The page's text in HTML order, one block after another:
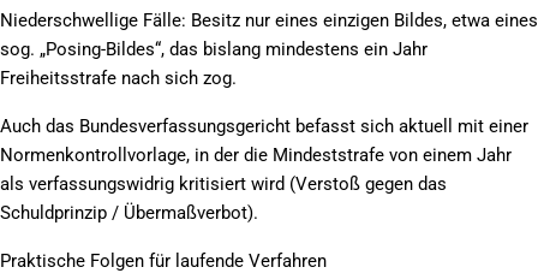
Niederschwellige Fälle: Besitz nur eines einzigen Bildes, etwa eines
sog. „Posing-Bildes“, das bislang mindestens ein Jahr
Freiheitsstrafe nach sich zog.
Auch das Bundesverfassungsgericht befasst sich aktuell mit einer
Normenkontrollvorlage, in der die Mindeststrafe von einem Jahr
als verfassungswidrig kritisiert wird (Verstoß gegen das
Schuldprinzip / Übermaßverbot).
Praktische Folgen für laufende Verfahren